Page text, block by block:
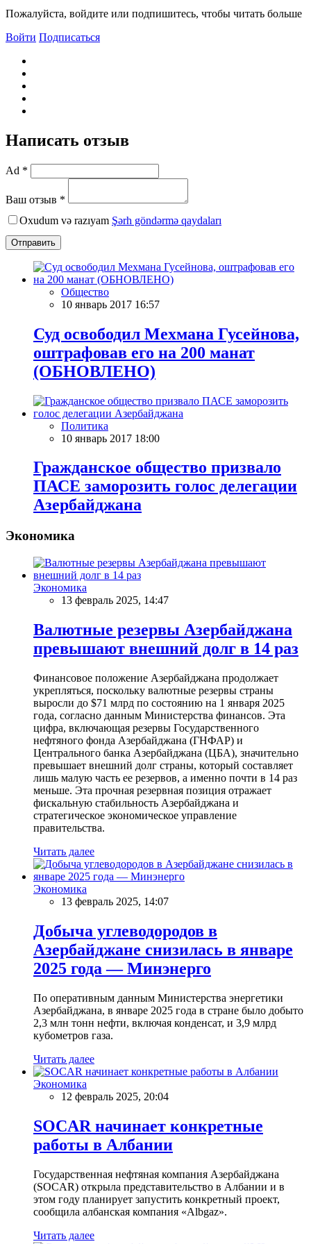
Пожалуйста, войдите или подпишитесь, чтобы читать больше
Войти Подписаться
Написать отзыв
Ad *
Ваш отзыв *
Oxudum və razıyam Şərh göndərmə qaydaları
Отправить
Общество
10 январь 2017 16:57
Суд освободил Мехмана Гусейнова,
оштрафовав его на 200 манат
(ОБНОВЛЕНО)
Политика
10 январь 2017 18:00
Гражданское общество призвало
ПАСЕ заморозить голос делегации
Азербайджана
Экономика
Экономика
13 февраль 2025, 14:47
Валютные резервы Азербайджана
превышают внешний долг в 14 раз
Финансовое положение Азербайджана продолжает
укрепляться, поскольку валютные резервы страны
выросли до $71 млрд по состоянию на 1 января 2025
года, согласно данным Министерства финансов. Эта
цифра, включающая резервы Государственного
нефтяного фонда Азербайджана (ГНФАР) и
Центрального банка Азербайджана (ЦБА), значительно
превышает внешний долг страны, который составляет
лишь малую часть ее резервов, а именно почти в 14 раз
меньше. Эта прочная резервная позиция отражает
фискальную стабильность Азербайджана и
стратегическое экономическое управление
правительства.
Читать далее
Экономика
13 февраль 2025, 14:07
Добыча углеводородов в
Азербайджане снизилась в январе
2025 года — Минэнерго
По оперативным данным Министерства энергетики
Азербайджана, в январе 2025 года в стране было добыто
2,3 млн тонн нефти, включая конденсат, и 3,9 млрд
кубометров газа.
Читать далее
Экономика
12 февраль 2025, 20:04
SOCAR начинает конкретные
работы в Албании
Государственная нефтяная компания Азербайджана
(SOCAR) открыла представительство в Албании и в
этом году планирует запустить конкретный проект,
сообщила албанская компания «Albgaz».
Читать далее